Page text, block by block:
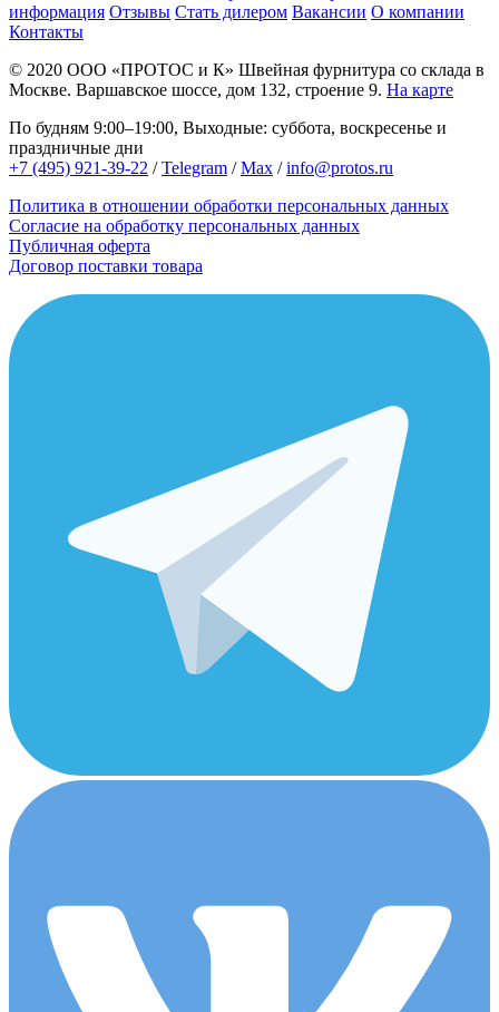
информация Отзывы Стать дилером Вакансии О компании
Контакты
© 2020 ООО «ПРОТОС и К» Швейная фурнитура со склада в
Москве. Варшавское шоссе, дом 132, строение 9. На карте
По будням 9:00–19:00, Выходные: суббота, воскресенье и
праздничные дни
+7 (495) 921-39-22 /Telegram /Max /info@protos.ru
Политика в отношении обработки персональных данных
Согласие на обработку персональных данных
Публичная оферта
Договор поставки товара